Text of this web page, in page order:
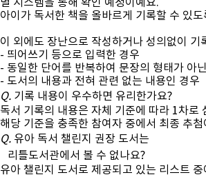
별 시스템을 통해 확인 예정이예요.
아이가 독서한 책을 올바르게 기록할 수 있
이 외에도 장난으로 작성하거나 성의없이 기
- 띄어쓰기 등으로 입력한 경우
- 동일한 단어를 반복하여 문장의 형태가 아
- 도서의 내용과 전혀 관련 없는 내용인 경우
Q. 기록 내용이 우수하면 유리한가요?
독서 기록의 내용은 자체 기준에 따라 1차로
해당 기준을 충족한 참여자 중에서 최종 추
Q. 유아 독서 챌린지 권장 도서는
리틀도서관에서 볼 수 없나요?
유아 챌린지 도서로 제공되고 있는 리스트